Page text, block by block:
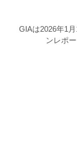
GIAは2026年1
ンレポ